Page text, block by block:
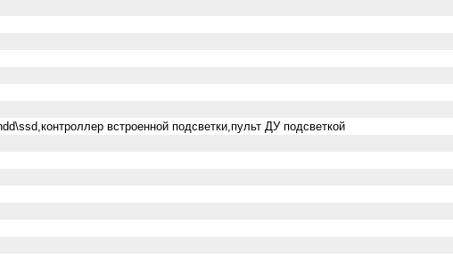
встроенной подсветки,пульт ДУ подсветкой